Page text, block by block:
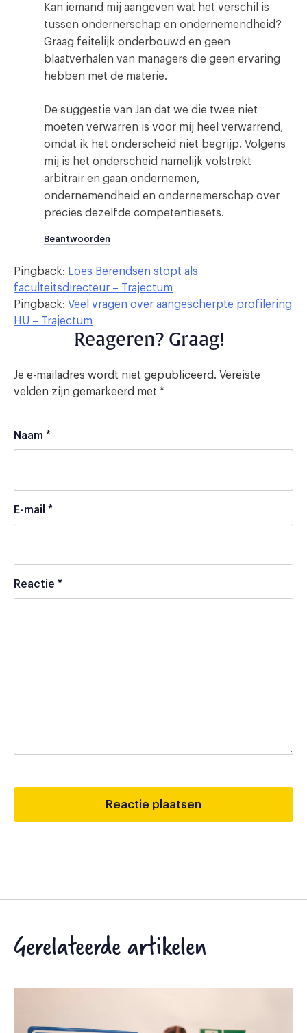
Kan iemand mij aangeven wat het verschil is
tussen ondernerschap en ondernemendheid?
Graag feitelijk onderbouwd en geen
blaatverhalen van managers die geen ervaring
hebben met de materie.
De suggestie van Jan dat we die twee niet
moeten verwarren is voor mij heel verwarrend,
omdat ik het onderscheid niet begrijp. Volgens
mij is het onderscheid namelijk volstrekt
arbitrair en gaan ondernemen,
ondernemendheid en ondernemerschap over
precies dezelfde competentiesets.
Beantwoorden
Pingback: Loes Berendsen stopt als
faculteitsdirecteur – Trajectum
Pingback: Veel vragen over aangescherpte profilering
HU – Trajectum
Reageren? Graag!
Je e-mailadres wordt niet gepubliceerd. Vereiste
velden zijn gemarkeerd met *
Naam *
E-mail *
Reactie *
Gerelateerde artikelen